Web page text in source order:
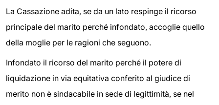
La Cassazione adita, se da un lato respinge il ricorso
principale del marito perché infondato, accoglie quello
della moglie per le ragioni che seguono.
Infondato il ricorso del marito perché il potere di
liquidazione in via equitativa conferito al giudice di
merito non è sindacabile in sede di legittimità, se nel